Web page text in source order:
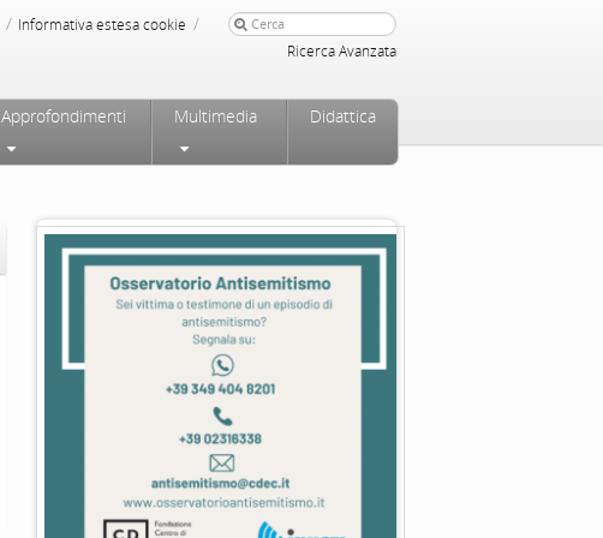
/ Informativa estesa cookie /
Ricerca Avanzata
Approfondimenti Multimedia Didattica